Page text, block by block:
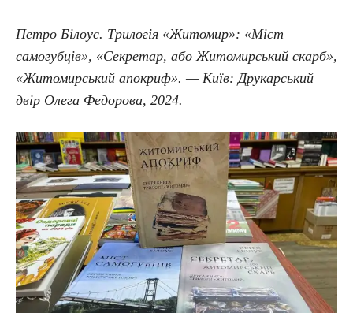
Петро Білоус. Трилогія «Житомир»: «Міст
самогубців», «Секретар, або Житомирський скарб»,
«Житомирський апокриф». — Київ: Друкарський
двір Олега Федорова, 2024.